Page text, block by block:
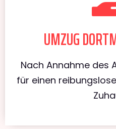
UMZUG
Nach Annahme des
für einen